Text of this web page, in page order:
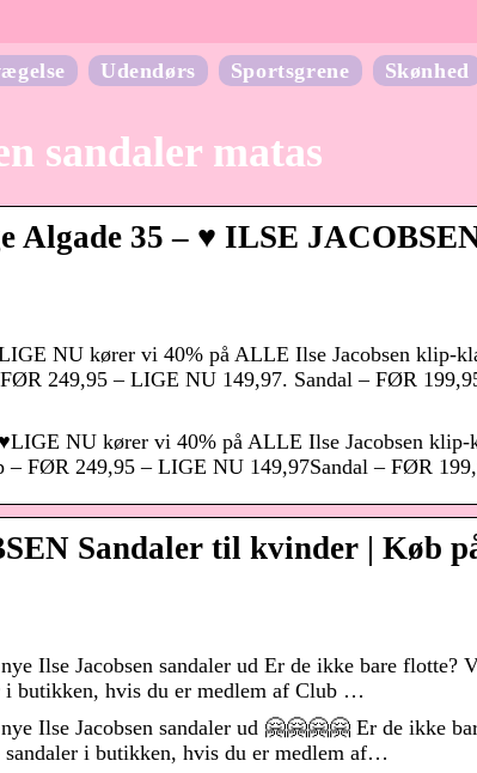
Udendørs Sportsgrene Skønhed
sandaler matas
Algade 35 – ♥️ ILSE
NU kører vi 40% på ALLE Ilse Jacobsen klip-
249,95 – LIGE NU 149,97. Sandal – FØR
NU kører vi 40% på ALLE Ilse Jacobsen klip-
– FØR 249,95 – LIGE NU 149,97Sandal – FØR
Sandaler til kvinder | Køb
Ilse Jacobsen sandaler ud Er de ikke bare flotte?
i butikken, hvis du er medlem af Club …
Ilse Jacobsen sandaler ud 🤗🤗🤗🤗 Er de ikke
i butikken, hvis du er medlem af…